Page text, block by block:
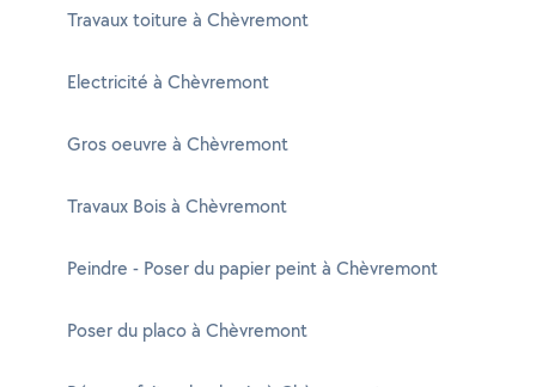
Travaux toiture à Chèvremont
Electricité à Chèvremont
Gros oeuvre à Chèvremont
Travaux Bois à Chèvremont
Peindre - Poser du papier peint à Chèvremont
Poser du placo à Chèvremont